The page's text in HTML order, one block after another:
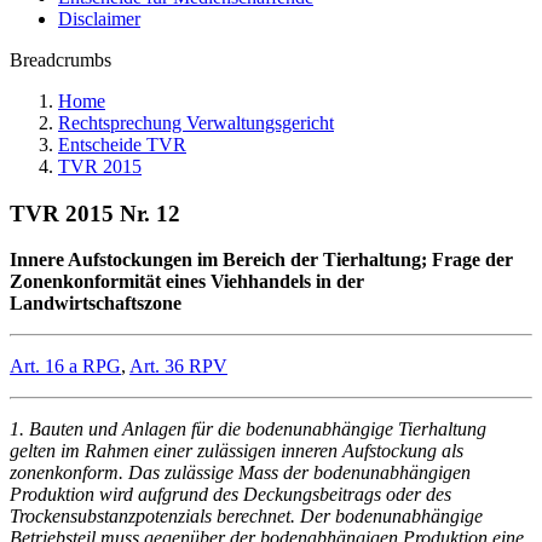
Disclaimer
Breadcrumbs
Home
Rechtsprechung Verwaltungsgericht
Entscheide TVR
TVR 2015
TVR 2015 Nr. 12
Innere Aufstockungen im Bereich der Tierhaltung; Frage der
Zonenkonformität eines Viehhandels in der
Landwirtschaftszone
Art. 16 a RPG, Art. 36 RPV
1. Bauten und Anlagen für die bodenunabhängige Tierhaltung
gelten im Rahmen einer zulässigen inneren Aufstockung als
zonenkonform. Das zulässige Mass der bodenunabhängigen
Produktion wird aufgrund des Deckungsbeitrags oder des
Trockensubstanzpotenzials berechnet. Der bodenunabhängige